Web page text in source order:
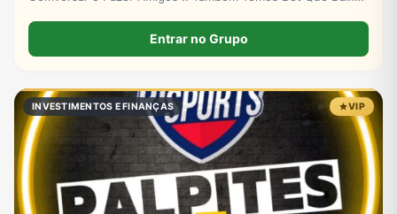
Entrar no Grupo
INVESTIMENTOS E FINANÇAS VIP